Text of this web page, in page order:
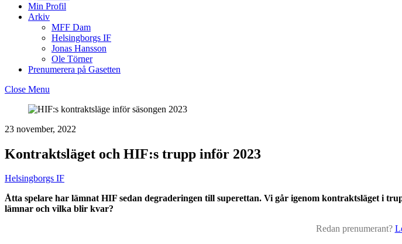
Min Profil
Arkiv
MFF Dam
Helsingborgs IF
Jonas Hansson
Ole Törner
Prenumerera på Gasetten
Close Menu
23 november, 2022
Kontraktsläget och HIF:s trupp inför 2023
Helsingborgs IF
Åtta spelare har lämnat HIF sedan degraderingen till superettan. Vi går igenom kontraktsläget i
lämnar och vilka blir kvar?
Redan prenumerant?